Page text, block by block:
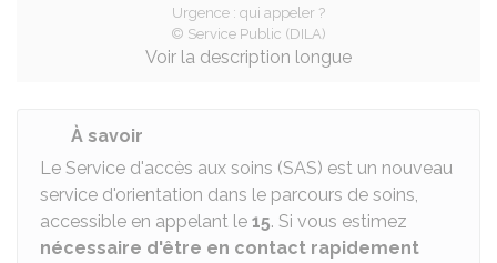
Urgence : qui appeler ?
© Service Public (DILA)
Voir la description longue
À savoir
Le Service d'accès aux soins (SAS) est un nouveau
service d'orientation dans le parcours de soins,
accessible en appelant le 15. Si vous estimez
nécessaire d'être en contact rapidement